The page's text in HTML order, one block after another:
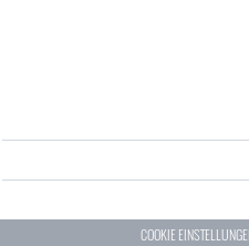
COOKIE